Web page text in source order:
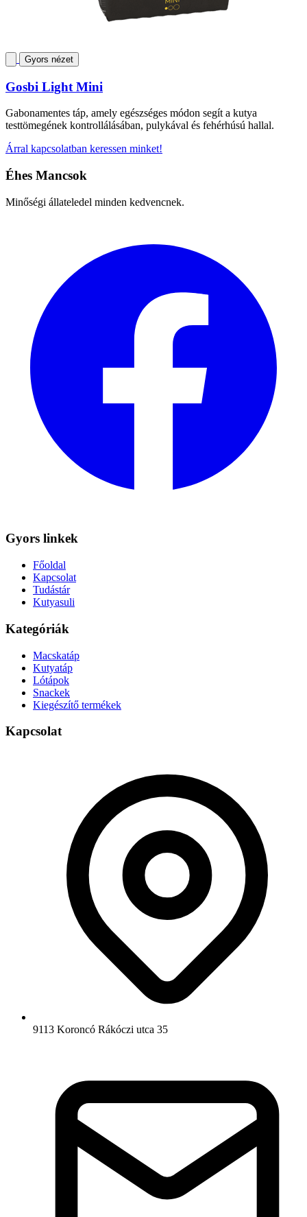
Gyors nézet
Gosbi Light Mini
Gabonamentes táp, amely egészséges módon segít a kutya
testtömegének kontrollálásában, pulykával és fehérhúsú hallal.
Árral kapcsolatban keressen minket!
Éhes Mancsok
Minőségi állateledel minden kedvencnek.
Gyors linkek
Főoldal
Kapcsolat
Tudástár
Kutyasuli
Kategóriák
Macskatáp
Kutyatáp
Lótápok
Snackek
Kiegészítő termékek
Kapcsolat
9113 Koroncó Rákóczi utca 35